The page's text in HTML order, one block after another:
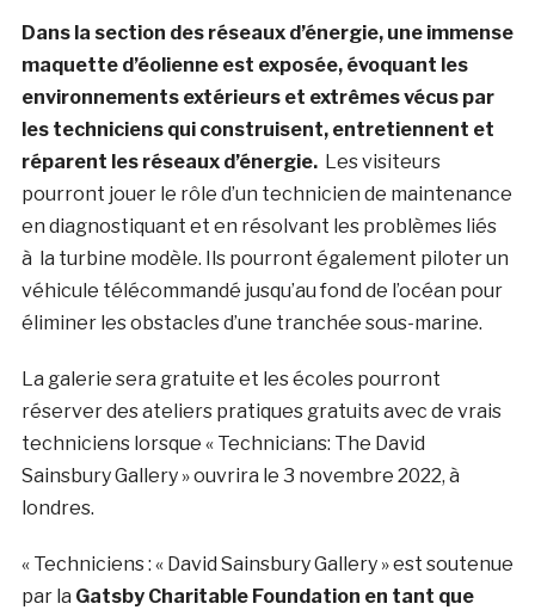
Dans la section des réseaux d’énergie, une immense
maquette d’éolienne est exposée, évoquant les
environnements extérieurs et extrêmes vécus par
les techniciens qui construisent, entretiennent et
réparent les réseaux d’énergie. Les visiteurs
pourront jouer le rôle d’un technicien de maintenance
en diagnostiquant et en résolvant les problèmes liés
à la turbine modèle. Ils pourront également piloter un
véhicule télécommandé jusqu’au fond de l’océan pour
éliminer les obstacles d’une tranchée sous-marine.
La galerie sera gratuite et les écoles pourront
réserver des ateliers pratiques gratuits avec de vrais
techniciens lorsque « Technicians: The David
Sainsbury Gallery » ouvrira le 3 novembre 2022, à
londres.
« Techniciens : « David Sainsbury Gallery » est soutenue
par la Gatsby Charitable Foundation en tant que